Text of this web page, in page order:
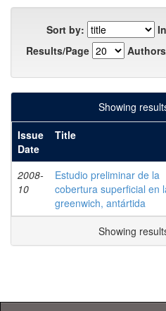
Sort by:
Results/Page
Showing
Issue
Date
Title
2008-
10
Estudio preliminar de la
cobertura superficial en
greenwich, antártida
Showing